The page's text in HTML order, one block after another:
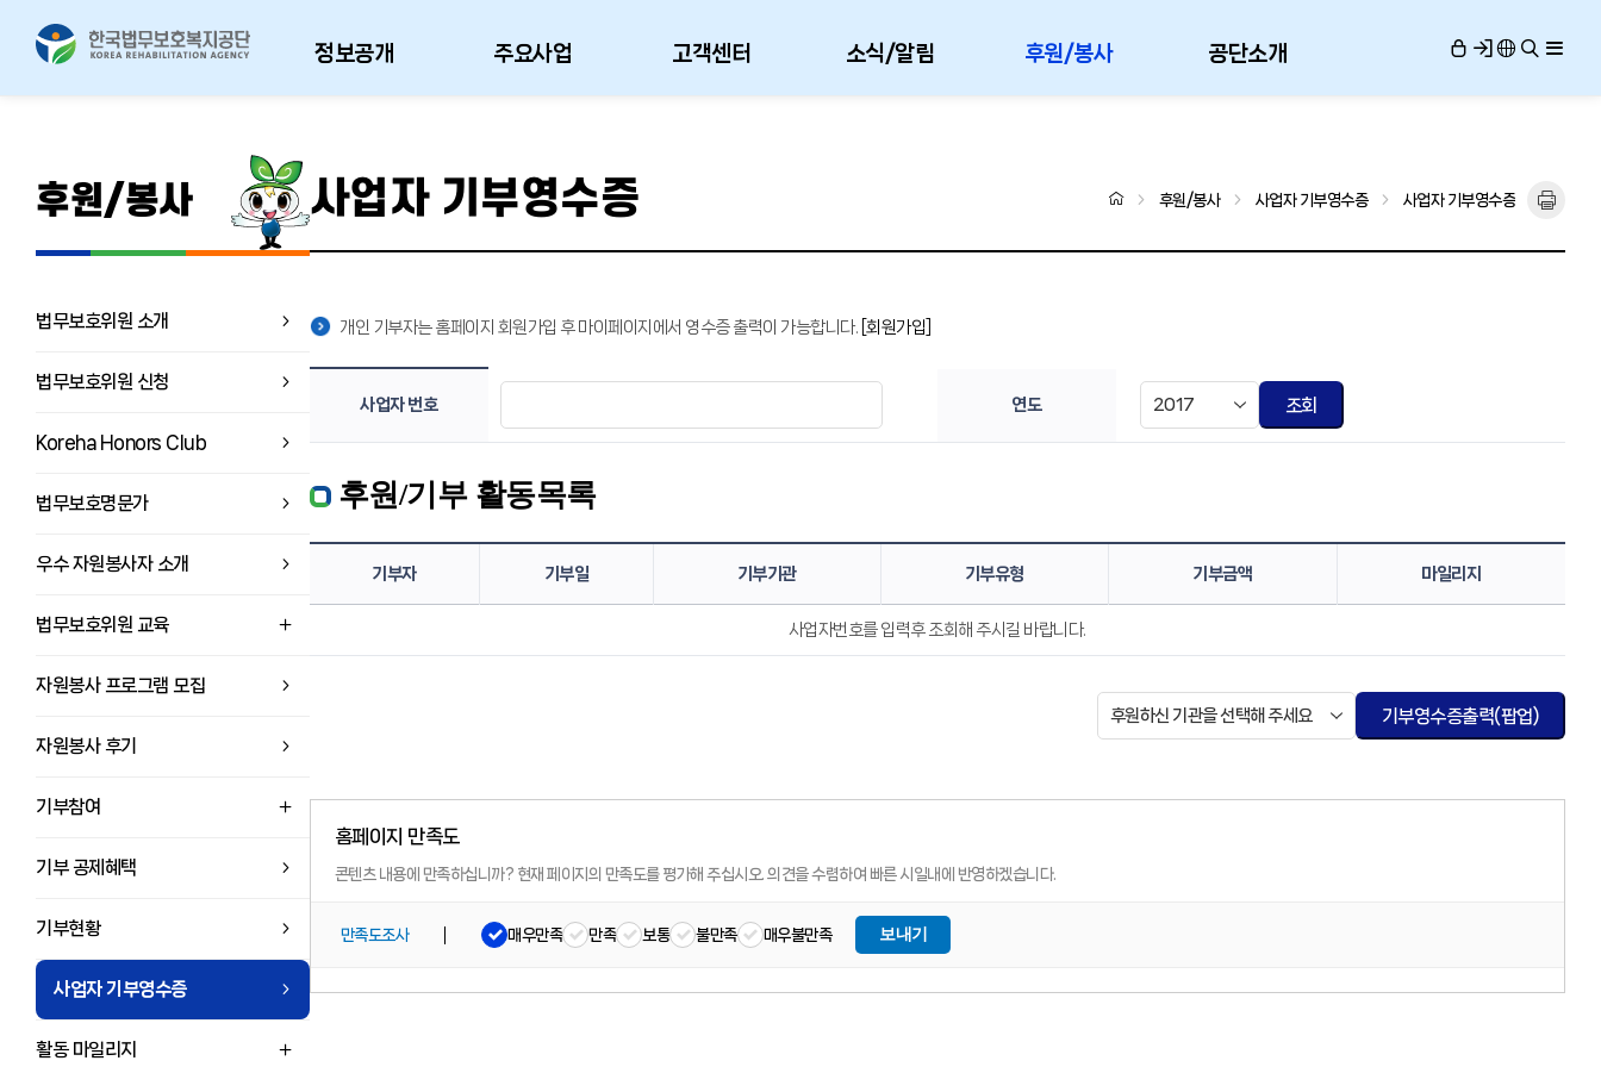
정보공개 주요사업 고객센터 소식/알림 후원/봉사 공단소개
후원/봉사
법무보호위원 소개
법무보호위원 신청
Koreha Honors Club
법무보호명문가
우수 자원봉사자 소개
법무보호위원 교육
자원봉사 프로그램 모집
자원봉사 후기
기부참여
기부 공제혜택
기부현황
사업자 기부영수증
활동 마일리지
사업자 기부영수증 후원/봉사 사업자 기부영수증 사업자 기부영수증
개인 기부자는 홈페이지 회원가입 후 마이페이지에서 영수증 출력이 가능합니다. [회원가입]
사업자 번호 연도
후원/기부 활동목록
기부자 기부일 기부기관 기부유형 기부금액 마일리지
사업자번호를 입력후 조회해 주시길 바랍니다.
홈페이지 만족도
콘텐츠 내용에 만족하십니까? 현재 페이지의 만족도를 평가해 주십시오. 의견을 수렴하여 빠른 시일내에 반영하겠습니다.
만족도조사 매우만족 만족 보통 불만족 매우불만족 보내기